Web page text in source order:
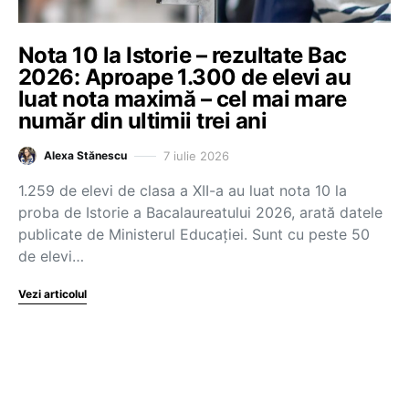
Nota 10 la Istorie – rezultate Bac
2026: Aproape 1.300 de elevi au
luat nota maximă – cel mai mare
număr din ultimii trei ani
Alexa Stănescu 7 iulie 2026
1.259 de elevi de clasa a XII-a au luat nota 10 la
proba de Istorie a Bacalaureatului 2026, arată datele
publicate de Ministerul Educației. Sunt cu peste 50
de elevi…
Vezi articolul